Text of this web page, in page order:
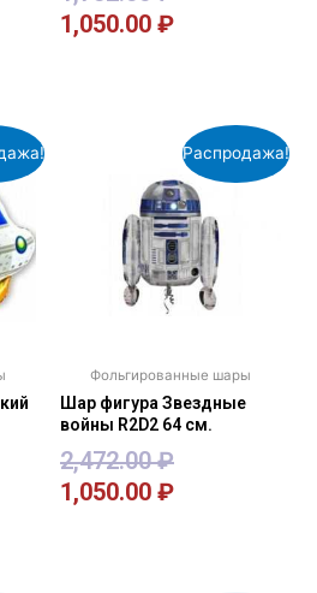
1,050.00 ₽
Распродажа!
Фольгированные шары
Шар фигура Звездные
войны R2D2 64 см.
2,472.00₽
1,050.00 ₽